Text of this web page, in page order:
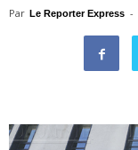
Par Le Reporter Express -